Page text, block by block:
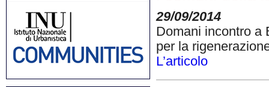
29/09/2014
Domani incontro a
per la
L’articolo